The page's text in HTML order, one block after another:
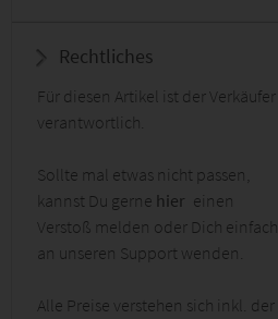
Rechtliches
Für diesen Artikel ist der Verkäufer
verantwortlich.
Sollte mal etwas nicht passen,
kannst Du gerne hier einen
Verstoß melden oder Dich einfach
an unseren Support wenden.
Alle Preise verstehen sich inkl. der